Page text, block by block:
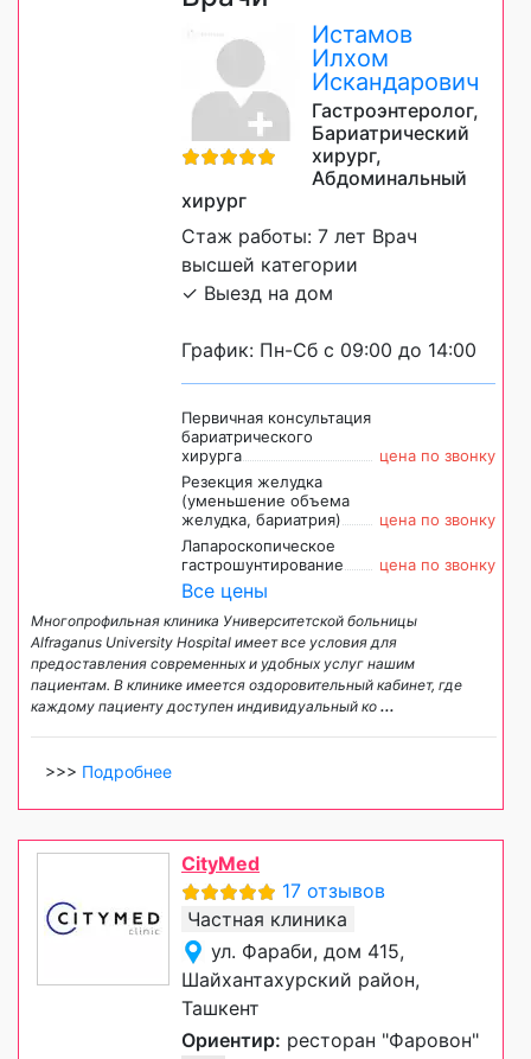
Истамов
Илхом
Искандарович
Гастроэнтеролог,
Бариатрический
хирург,
Абдоминальный
хирург
Стаж работы: 7 лет Врач
высшей категории
✓ Выезд на дом
График: Пн-Сб с 09:00 до 14:00
Первичная консультация
бариатрического
хирурга
цена по звонку
Резекция желудка
(уменьшение объема
желудка, бариатрия)
цена по звонку
Лапароскопическое
гастрошунтирование
цена по звонку
Все цены
Многопрофильная клиника Университетской больницы
Alfraganus University Hospital имеет все условия для
предоставления современных и удобных услуг нашим
пациентам. В клинике имеется оздоровительный кабинет, где
каждому пациенту доступен индивидуальный ко ...
>>> Подробнее
CityMed
17 отзывов
Частная клиника
ул. Фараби, дом 415,
Шайхантахурский район,
Ташкент
Ориентир: ресторан "Фаровон"